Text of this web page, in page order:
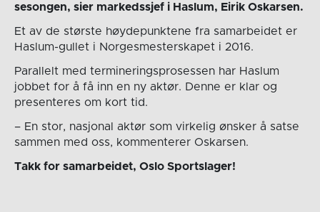
sesongen, sier markedssjef i Haslum, Eirik Oskarsen.
Et av de største høydepunktene fra samarbeidet er
Haslum-gullet i Norgesmesterskapet i 2016.
Parallelt med termineringsprosessen har Haslum
jobbet for å få inn en ny aktør. Denne er klar og
presenteres om kort tid.
– En stor, nasjonal aktør som virkelig ønsker å satse
sammen med oss, kommenterer Oskarsen.
Takk for samarbeidet, Oslo Sportslager!